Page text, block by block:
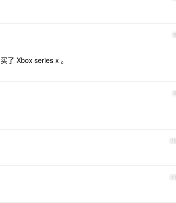
8
了 Xbox series x 。
9
10
11